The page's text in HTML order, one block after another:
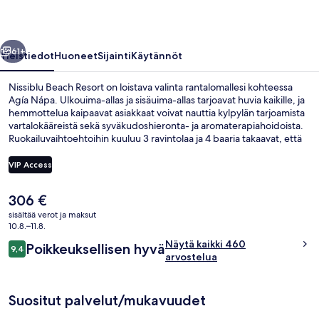
Seuraava
61+
YleistiedotHuoneetSijaintiKäytännöt
Nissiblu Beach Resort on loistava valinta rantalomallesi kohteessa
Agía Nápa. Ulkouima-allas ja sisäuima-allas tarjoavat huvia kaikille, ja
hemmottelua kaipaavat asiakkaat voivat nauttia kylpylän tarjoamista
vartalokääreistä sekä syväkudoshieronta- ja aromaterapiahoidoista.
Ruokailuvaihtoehtoihin kuuluu 3 ravintolaa ja 4 baaria takaavat, että
hotellin palveluihin kuuluu maksuton lastenkerho, allasbaari ja
kuntoklubi. Matkailijat arvostavat majoituspaikan avuliasta
VIP Access
Nykyinen
hinta
on
306 €
sisältää verot ja maksut
10.8.–11.8.
Arvostelut
9,49,4 kautta 10.
Poikkeuksellisen hyväNäytä kaikki 460
arvostelua
Suositut palvelut/mukavuudet